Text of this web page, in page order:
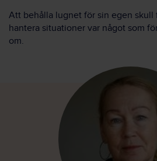
Att behålla lugnet för sin egen skull
hantera situationer var något som
om.